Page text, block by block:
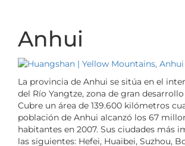
Anhui
La provincia de Anhui se sitúa en el
del Río Yangtze, zona de gran
Cubre un área de 139.600 kilómetros
población de Anhui alcanzó los 67
habitantes en 2007. Sus ciudades más
las siguientes: Hefei, Huaibei, Suzhou,